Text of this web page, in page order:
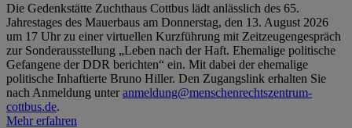
Die Gedenkstätte Zuchthaus Cottbus lädt anlässlich des 65.
Jahrestages des Mauerbaus am Donnerstag, den 13. August 2026
um 17 Uhr zu einer virtuellen Kurzführung mit Zeitzeugengespräch
zur Sonderausstellung „Leben nach der Haft. Ehemalige politische
Gefangene der DDR berichten“ ein. Mit dabei der ehemalige
politische Inhaftierte Bruno Hiller. Den Zugangslink erhalten Sie
nach Anmeldung unteranmeldung@menschenrechtszentrum-
cottbus.de.
Mehr erfahren